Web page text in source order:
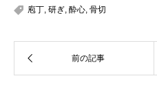
庖丁, 研ぎ, 酔心, 骨切